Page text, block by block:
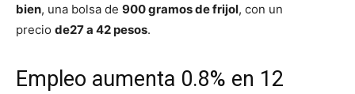
bien, una bolsa de 900 gramos de frijol, con un
precio de27 a 42 pesos.
Empleo aumenta 0.8% en 12